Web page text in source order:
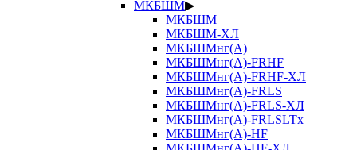
МКБШМ▶
МКБШМ
МКБШМ-ХЛ
МКБШМнг(А)
МКБШМнг(А)-FRHF
МКБШМнг(А)-FRHF-ХЛ
МКБШМнг(А)-FRLS
МКБШМнг(А)-FRLS-ХЛ
МКБШМнг(А)-FRLSLTx
МКБШМнг(А)-HF